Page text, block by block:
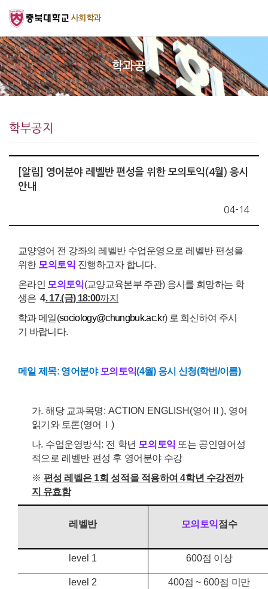
사회학과
학과공지
학부공지
[알림] 영어분야 레벨반 편성을 위한 모의토익(4월) 응시
안내
04-14
교양영어 전 강좌의 레벨반 수업운영으로 레벨반 편성을
위한 모의 토익 진행하고자 합니다.
온라인 모의 토익(교양교육본부 주관) 응시를 희망하는 학
생은 4. 17.(금) 18:00까지
학과 메일(sociology@chungbuk.ac.kr) 로 회신하여 주시
기 바랍니다.
메일 제목: 영어분야모의 토익(4월) 응시 신청(학번/이름)
가.해당 교과목명: ACTION ENGLISH(영어 Ⅱ), 영어
읽기와 토론(영어 Ⅰ )
나. 수업운영방식: 전 학년 모의 토익 또는 공인영어성
적으로 레벨반 편성 후 영어분야 수강
※ 편성 레벨은 1회 성적을 적용하여4학년 수강전까
지 유효함
레벨반 모의 토익점수
level 1 600점 이상
level 2 400점~ 600점 미만